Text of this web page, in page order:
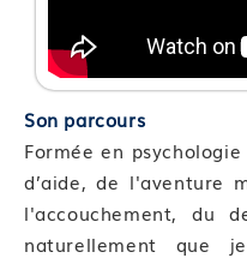
module de formation
concrète
pratique
Dispositif de suivi de
connaissances/
Son parcours
Formée en
d’aide, de l'aventure
l'accouchement, du
naturellement que